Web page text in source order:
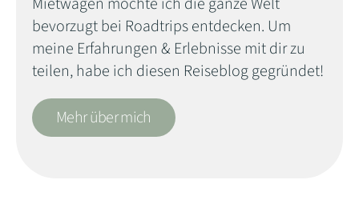
bevorzugt bei Roadtrips entdecken. Um
meine Erfahrungen & Erlebnisse mit dir zu
teilen, habe ich diesen Reiseblog gegründet!
Mehr über mich